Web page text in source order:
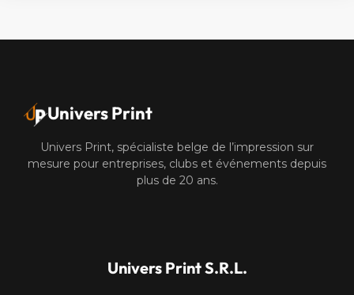
Univers Print
Univers Print, spécialiste belge de l’impression sur
mesure pour entreprises, clubs et événements depuis
plus de 20 ans.
Univers Print S.R.L.